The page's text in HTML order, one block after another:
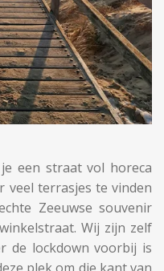
een straat vol horeca
veel terrasjes te vinden
Zeeuwse souvenir
Wij zijn zelf
de lockdown voorbij is